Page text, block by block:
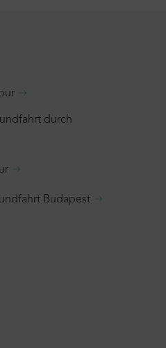
durch
Budapest